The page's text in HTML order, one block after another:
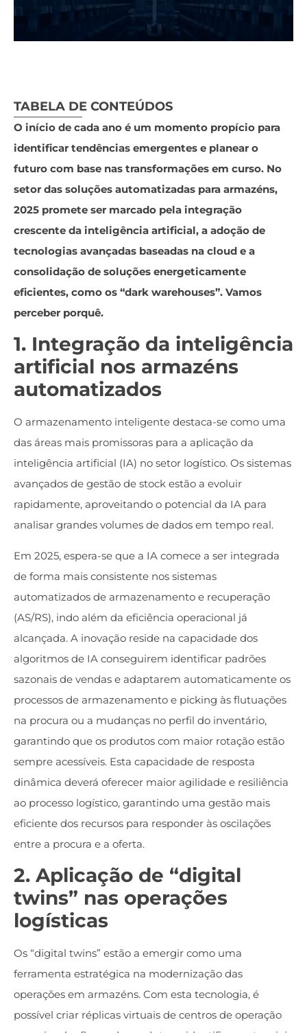
TABELA DE CONTEÚDOS
O início de cada ano é um momento propício para
identificar tendências emergentes e planear o
futuro com base nas transformações em curso. No
setor das soluções automatizadas para armazéns,
2025 promete ser marcado pela integração
crescente da inteligência artificial, a adoção de
tecnologias avançadas baseadas na cloud e a
consolidação de soluções energeticamente
eficientes, como os “dark warehouses”. Vamos
perceber porquê.
1. Integração da inteligência
artificial nos armazéns
automatizados
O armazenamento inteligente destaca-se como uma
das áreas mais promissoras para a aplicação da
inteligência artificial (IA) no setor logístico. Os sistemas
avançados de gestão de stock estão a evoluir
rapidamente, aproveitando o potencial da IA para
analisar grandes volumes de dados em tempo real.
Em 2025, espera-se que a IA comece a ser integrada
de forma mais consistente nos sistemas
automatizados de armazenamento e recuperação
(AS/RS), indo além da eficiência operacional já
alcançada. A inovação reside na capacidade dos
algoritmos de IA conseguirem identificar padrões
sazonais de vendas e adaptarem automaticamente os
processos de armazenamento e picking às flutuações
na procura ou a mudanças no perfil do inventário,
garantindo que os produtos com maior rotação estão
sempre acessíveis. Esta capacidade de resposta
dinâmica deverá oferecer maior agilidade e resiliência
ao processo logístico, garantindo uma gestão mais
eficiente dos recursos para responder às oscilações
entre a procura e a oferta.
2. Aplicação de “digital
twins” nas operações
logísticas
Os “digital twins” estão a emergir como uma
ferramenta estratégica na modernização das
operações em armazéns. Com esta tecnologia, é
possível criar réplicas virtuais de centros de operação